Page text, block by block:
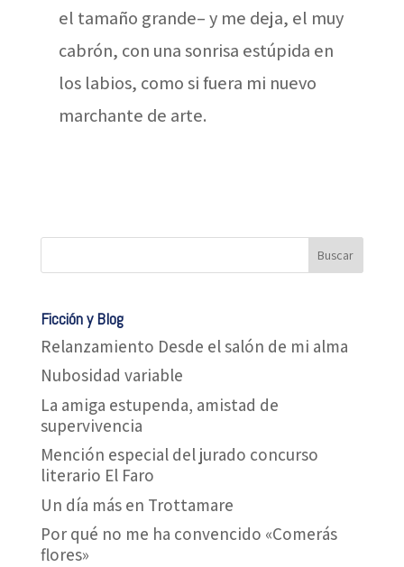
el tamaño grande– y me deja, el muy
cabrón, con una sonrisa estúpida en
los labios, como si fuera mi nuevo
marchante de arte.
Ficción y Blog
Relanzamiento Desde el salón de mi alma
Nubosidad variable
La amiga estupenda, amistad de
supervivencia
Mención especial del jurado concurso
literario El Faro
Un día más en Trottamare
Por qué no me ha convencido «Comerás
flores»